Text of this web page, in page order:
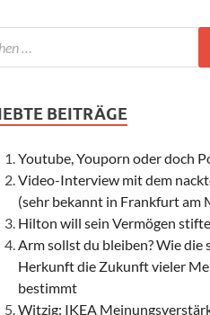
BEITRÄGE
Youtube, Youporn oder doch
Video-Interview mit dem
(sehr bekannt in Frankfurt am
Hilton will sein Vermögen
Arm sollst du bleiben? Wie die
Herkunft die Zukunft vieler
bestimmt
Witzig: IKEA